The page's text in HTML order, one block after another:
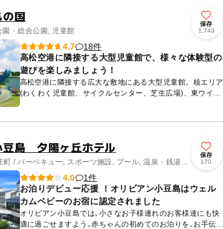
国
園・総合公園, 児童館
保存
1,743
4.7
18件
高松空港に隣接する大型児童館で、様々な体験型の
遊びを楽しみましょう！
高松空港に隣接する広大な敷地にある大型児童館。核エリア
(わくわく児童館、サイクルセンター、芝生広場)、東ウイン
グエリア、西ウイングエリアの3つのエリアで構成されてい
豆島 夕陽ヶ丘ホテル
町 / バーベキュー, スポーツ施設, プール, 温泉・銭湯,
保存
170
4.0
1件
お泊りデビュー応援 ！オリビアン小豆島はウェル
カムベビーのお宿に認定されました
オリビアン小豆島では､小さなお子様連れのお客様達にも快
適に過ごせますよう､赤ちゃんの初めてのお泊りを､お手伝い